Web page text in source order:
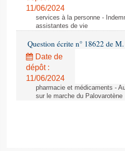
11/06/2024
services à la personne -
assistantes de vie
Question écrite n° 18622 de
Date de
dépôt :
11/06/2024
pharmacie et médicaments -
sur le marche du Palovarotène